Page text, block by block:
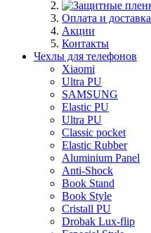
Оплата и доставка
Акции
Контакты
Чехлы для телефонов
Xiaomi
Ultra PU
SAMSUNG
Elastic PU
Ultra PU
Classic pocket
Elastic Rubber
Aluminium Panel
Anti-Shock
Book Stand
Book Style
Cristall PU
Drobak Lux-flip